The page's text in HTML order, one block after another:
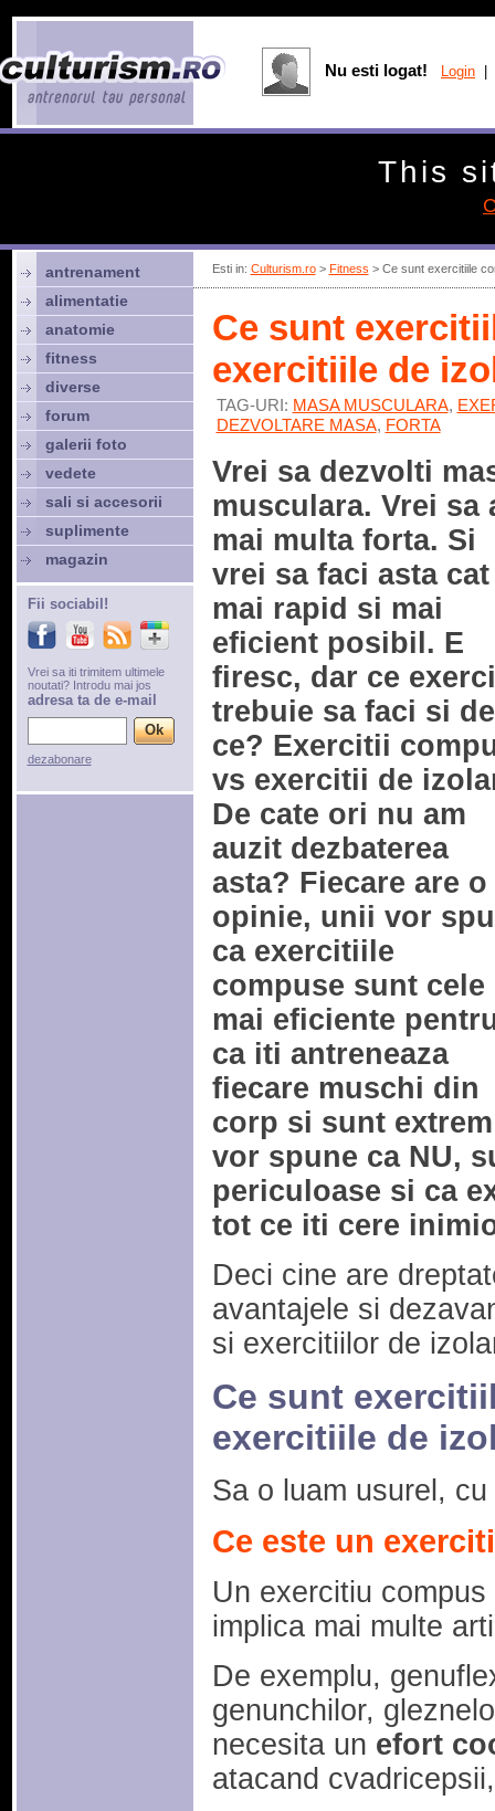
Esti in: Culturism.ro> Fitness > Ce sunt exercitiile
Ce sunt
exercitiile de
TAG-URI: MASA MUSCULARA,
DEZVOLTARE MASA, FORTA
Vrei sa dezvolti
musculara. Vrei sa
mai multa forta. Si
vrei sa faci asta cat
mai rapid si mai
eficient posibil. E
firesc, dar ce
trebuie sa faci si de
ce? Exercitii
vs exercitii de
De cate ori nu am
auzit dezbaterea
asta? Fiecare are o
opinie, unii vor
ca exercitiile
compuse sunt cele
mai eficiente
ca iti antreneaza
fiecare muschi din
corp si sunt
vor spune ca NU,
periculoase si ca
tot ce iti cere
Deci cine are
avantajele si
si exercitiilor de
Ce sunt
exercitiile de
Sa o luam usurel,
Ce este un
Un exercitiu
implica mai multe
De exemplu,
genunchilor,
necesita un efort
atacand
antrenament
alimentatie
anatomie
fitness
diverse
forum
galerii foto
vedete
sali si accesorii
suplimente
magazin
Fii sociabil!
Vrei sa iti trimitem ultimele
noutati? Introdu mai jos
adresa ta de e-mail
dezabonare
Nu esti logat! Login
This